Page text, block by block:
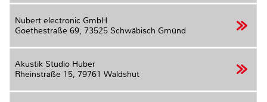
Nubert electronic GmbH
Goethestraße 69, 73525 Schwäbisch Gmünd
Akustik Studio Huber
Rheinstraße 15, 79761 Waldshut